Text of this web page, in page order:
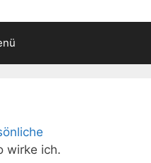
wirke ich.